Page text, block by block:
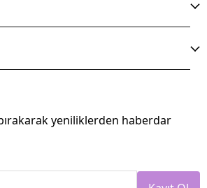
yeniliklerden haberdar